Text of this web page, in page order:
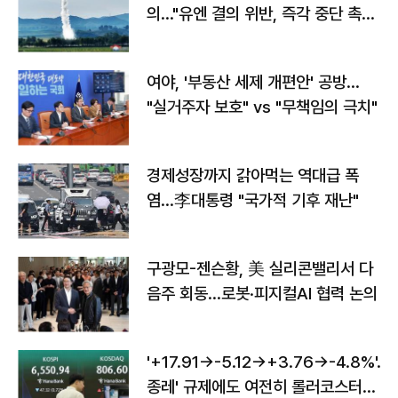
의…"유엔 결의 위반, 즉각 중단 촉
여야, '부동산 세제 개편안' 공방…
"실거주자 보호" vs "무책임의 극치"
경제성장까지 갉아먹는 역대급 폭
염…李대통령 "국가적 기후 재난"
구광모-젠슨황, 美 실리콘밸리서 다
음주 회동…로봇·피지컬AI 협력 논의
'+17.91→-5.12→+3.76→-4.8%'…'
종레' 규제에도 여전히 롤러코스터